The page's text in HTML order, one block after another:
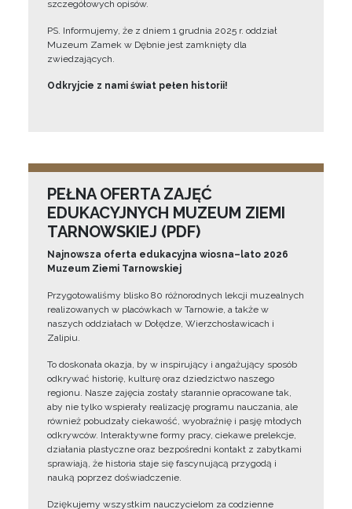
szczegółowych opisów.
PS. Informujemy, że z dniem 1 grudnia 2025 r. oddział
Muzeum Zamek w Dębnie jest zamknięty dla
zwiedzających.
Odkryjcie z nami świat pełen historii!
PEŁNA OFERTA ZAJĘĆ
EDUKACYJNYCH MUZEUM ZIEMI
TARNOWSKIEJ (PDF)
Najnowsza oferta edukacyjna wiosna–lato 2026
Muzeum Ziemi Tarnowskiej
Przygotowaliśmy blisko 80 różnorodnych lekcji muzealnych
realizowanych w placówkach w Tarnowie, a także w
naszych oddziałach w Dołędze, Wierzchosławicach i
Zalipiu.
To doskonała okazja, by w inspirujący i angażujący sposób
odkrywać historię, kulturę oraz dziedzictwo naszego
regionu. Nasze zajęcia zostały starannie opracowane tak,
aby nie tylko wspierały realizację programu nauczania, ale
również pobudzały ciekawość, wyobraźnię i pasję młodych
odkrywców. Interaktywne formy pracy, ciekawe prelekcje,
działania plastyczne oraz bezpośredni kontakt z zabytkami
sprawiają, że historia staje się fascynującą przygodą i
nauką poprzez doświadczenie.
Dziękujemy wszystkim nauczycielom za codzienne